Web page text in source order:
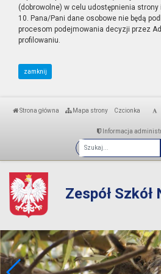
(dobrowolne) w celu udostępnienia strony
10. Pana/Pani dane osobowe nie będą
procesom podejmowania decyzji przez
profilowaniu.
zamknij
Strona główna Mapa strony Czcionka
Informacja
Fraza
Zespół Szkół